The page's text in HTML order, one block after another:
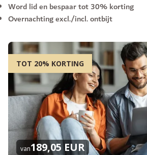
Word lid en bespaar tot 30% korting
Overnachting excl./incl. ontbijt
TOT 20% KORTING
van189,05 EUR